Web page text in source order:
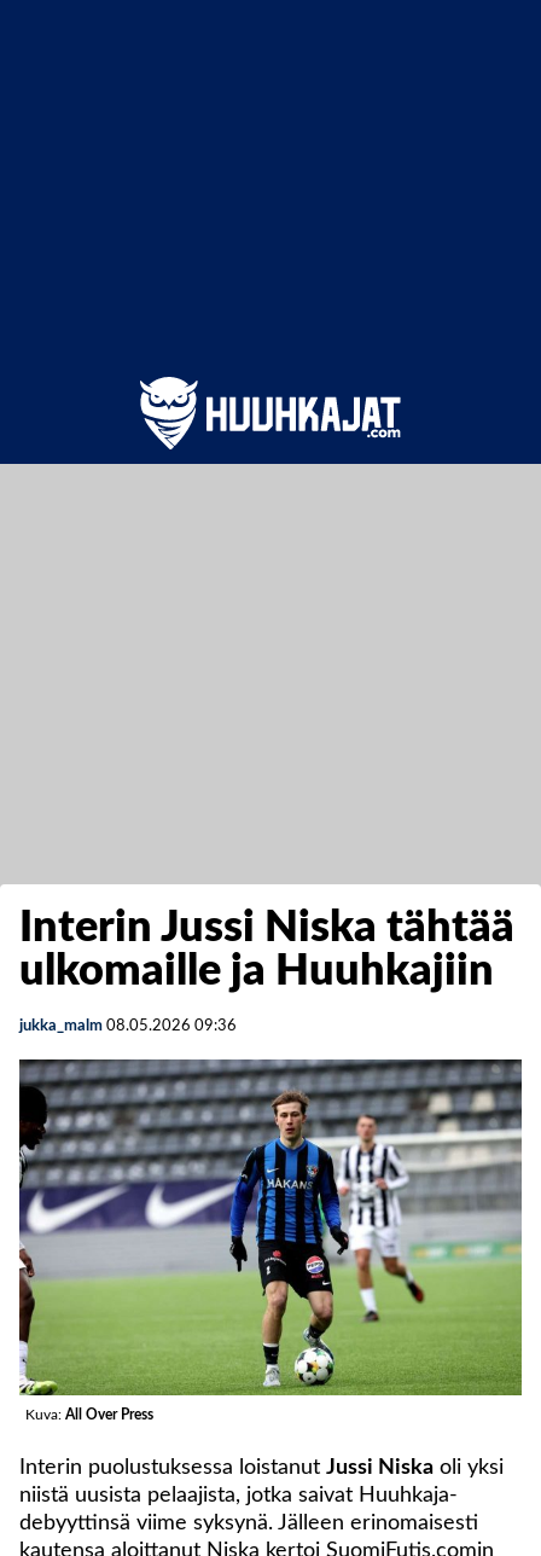
Interin Jussi Niska tähtää
ulkomaille ja Huuhkajiin
jukka_malm 08.05.2026 09:36
Kuva: All Over Press
Interin puolustuksessa loistanut Jussi Niska oli yksi
niistä uusista pelaajista, jotka saivat Huuhkaja-
debyyttinsä viime syksynä. Jälleen erinomaisesti
kautensa aloittanut Niska kertoi SuomiFutis.comin